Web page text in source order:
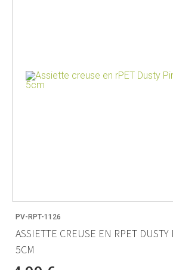
PV-RPT-1126
ASSIETTE CREUSE EN RPET
5CM